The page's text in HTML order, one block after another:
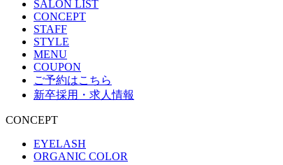
SALON LIST
CONCEPT
STAFF
STYLE
MENU
COUPON
ご予約はこちら
新卒採用・求人情報
CONCEPT
EYELASH
ORGANIC COLOR